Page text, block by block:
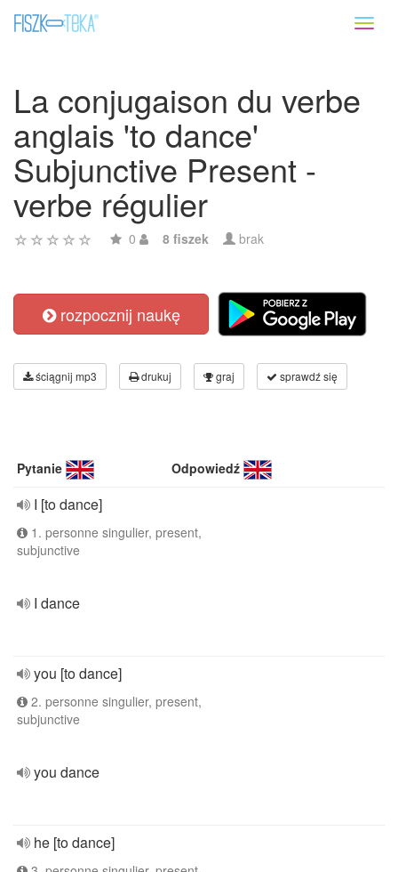
La conjugaison du verbe
anglais 'to dance'
Subjunctive Present -
verbe régulier
0 8 fiszek brak
rozpocznij naukę
ściągnij mp3 drukuj graj sprawdź się
Pytanie Odpowiedź
I [to dance]
1. personne singulier, present,
subjunctive
I dance
you [to dance]
2. personne singulier, present,
subjunctive
you dance
he [to dance]